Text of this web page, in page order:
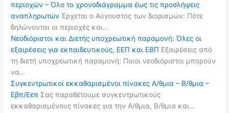
περιοχών – Όλο το χρονοδιάγραμμα έως τις προσλήψεις
αναπληρωτών Έρχεται ο Αύγουστος των διορισμών: Πότε
δηλώνονται οι περιοχές και…
Νεοδιόριστοι και Διετής υποχρεωτική παραμονή: Όλες οι
εξαιρέσεις για εκπαιδευτικούς, ΕΕΠ και ΕΒΠ Εξαιρέσεις από
τη διετή υποχρεωτική παραμονή: Ποιοι νεοδιόριστοι μπορούν
να…
Συγκεντρωτικοί εκκαθαρισμένοι πίνακες Α/θμια – Β/θμια –
Εβπ/Εεπ Σας παραθέτουμε συγκεντρωτικούς
εκκαθαρισμένους πίνακες για την Α/θμια, Β/θμια και…